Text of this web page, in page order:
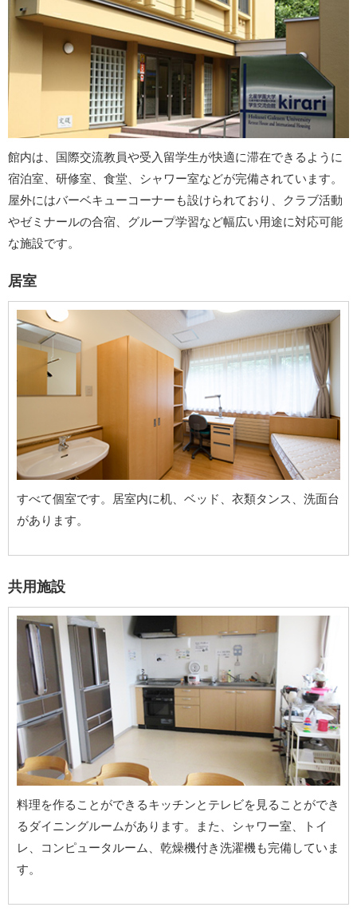
館内は、国際交流教員や受入留学生が快適に滞在できるように
宿泊室、研修室、食堂、シャワー室などが完備されています。
屋外にはバーベキューコーナーも設けられており、クラブ活動
やゼミナールの合宿、グループ学習など幅広い用途に対応可能
な施設です。
居室
すべて個室です。居室内に机、ベッド、衣類タンス、洗面台
があります。
共用施設
料理を作ることができるキッチンとテレビを見ることができ
るダイニングルームがあります。また、シャワー室、トイ
レ、コンピュータルーム、乾燥機付き洗濯機も完備していま
す。